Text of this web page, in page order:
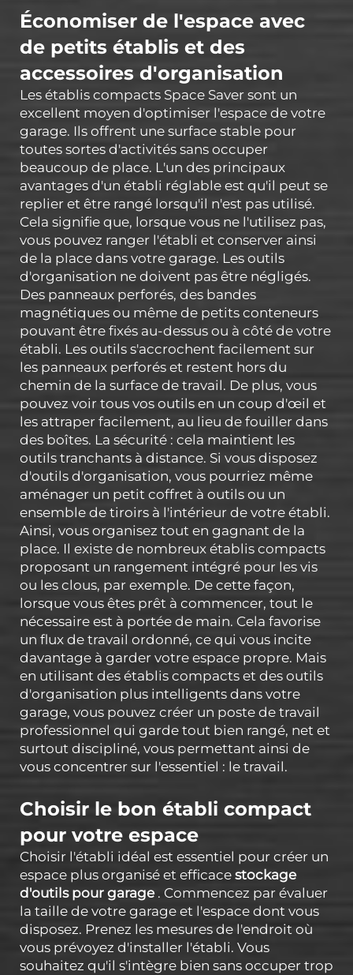
Économiser de l'espace avec
de petits établis et des
accessoires d'organisation
Les établis compacts Space Saver sont un
excellent moyen d'optimiser l'espace de votre
garage. Ils offrent une surface stable pour
toutes sortes d'activités sans occuper
beaucoup de place. L'un des principaux
avantages d'un établi réglable est qu'il peut se
replier et être rangé lorsqu'il n'est pas utilisé.
Cela signifie que, lorsque vous ne l'utilisez pas,
vous pouvez ranger l'établi et conserver ainsi
de la place dans votre garage. Les outils
d'organisation ne doivent pas être négligés.
Des panneaux perforés, des bandes
magnétiques ou même de petits conteneurs
pouvant être fixés au-dessus ou à côté de votre
établi. Les outils s'accrochent facilement sur
les panneaux perforés et restent hors du
chemin de la surface de travail. De plus, vous
pouvez voir tous vos outils en un coup d'œil et
les attraper facilement, au lieu de fouiller dans
des boîtes. La sécurité : cela maintient les
outils tranchants à distance. Si vous disposez
d'outils d'organisation, vous pourriez même
aménager un petit coffret à outils ou un
ensemble de tiroirs à l'intérieur de votre établi.
Ainsi, vous organisez tout en gagnant de la
place. Il existe de nombreux établis compacts
proposant un rangement intégré pour les vis
ou les clous, par exemple. De cette façon,
lorsque vous êtes prêt à commencer, tout le
nécessaire est à portée de main. Cela favorise
un flux de travail ordonné, ce qui vous incite
davantage à garder votre espace propre. Mais
en utilisant des établis compacts et des outils
d'organisation plus intelligents dans votre
garage, vous pouvez créer un poste de travail
professionnel qui garde tout bien rangé, net et
surtout discipliné, vous permettant ainsi de
vous concentrer sur l'essentiel : le travail.
Choisir le bon établi compact
pour votre espace
Choisir l'établi idéal est essentiel pour créer un
espace plus organisé et efficace stockage
d'outils pour garage . Commencez par évaluer
la taille de votre garage et l'espace dont vous
disposez. Prenez les mesures de l'endroit où
vous prévoyez d'installer l'établi. Vous
souhaitez qu'il s'intègre bien sans occuper trop